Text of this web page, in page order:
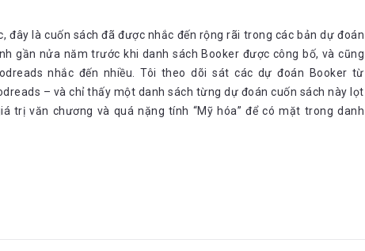
đây là cuốn sách đã được nhắc đến rộng rãi trong các bản dự đoán
gần nửa năm trước khi danh sách Booker được công bố, và cũng
nhắc đến nhiều. Tôi theo dõi sát các dự đoán Booker từ
– và chỉ thấy một danh sách từng dự đoán cuốn sách này lọt
trị văn chương và quá nặng tính “Mỹ hóa” để có mặt trong danh